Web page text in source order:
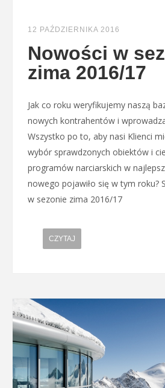
12 PAŹDZIERNIKA 2016
Nowości w
zima 2016/17
Jak co roku weryfikujemy naszą
nowych kontrahentów i
Wszystko po to, aby nasi Klienci
wybór sprawdzonych obiektów i
programów narciarskich w
nowego pojawiło się w tym roku?
w sezonie zima 2016/17
CZYTAJ